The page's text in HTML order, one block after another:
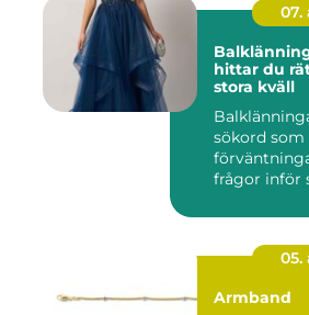
07.
hittar du
stora kväll
sökord
frågor inför
05.
Armband